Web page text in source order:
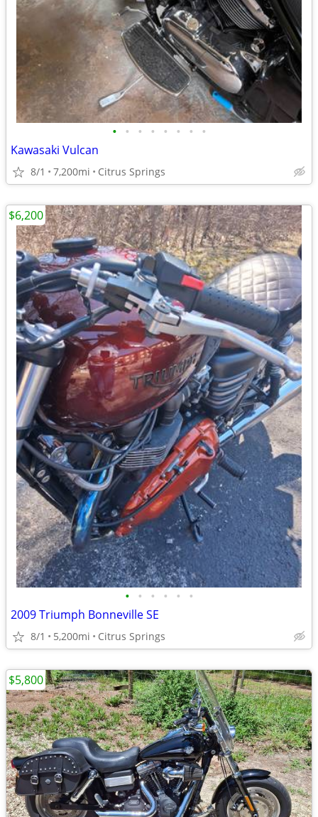
• • • • • • • •
Kawasaki Vulcan
8/1 7,200mi Citrus Springs
• • • • • •
2009 Triumph Bonneville SE
8/1 5,200mi Citrus Springs
$6,200
$5,800